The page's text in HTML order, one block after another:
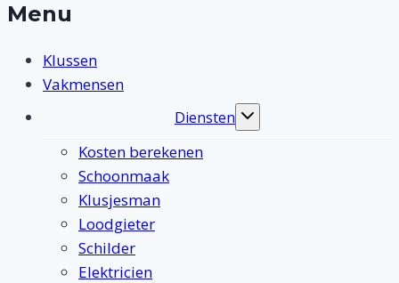
Menu
Klussen
Vakmensen
Diensten
Toggle
Kosten berekenen
Schoonmaak
Klusjesman
Loodgieter
Schilder
Elektricien